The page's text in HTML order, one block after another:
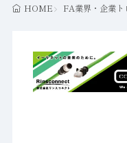
HOME FA業界・企業ト